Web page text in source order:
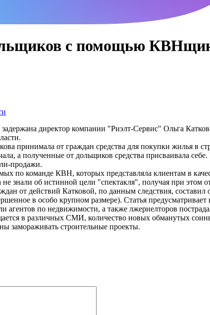
с помощью
директор компании "Риэлт-Сервис" Ольга
принимала от граждан средства для покупки жилья в
а полученные от дольщиков средства присваивала
продажи.
по команде КВН, которых представляла клиентам в
знали об истинной цели "спектакля", получая при этом
от действий Катковой, по данным следствия,
в особо крупном размере). Статья
агентов по недвижимости, а также лжериелторов
в различных СМИ, количество новых обманутых
замораживать строительные проекты.